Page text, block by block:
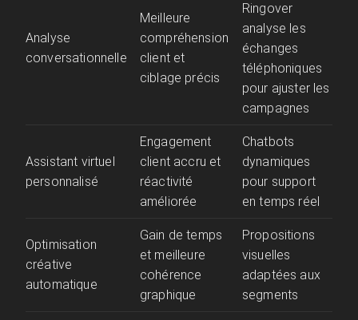
Analyse
conversationnelle
Meilleure
compréhension
client et
ciblage précis
Ringover
analyse les
échanges
téléphoniques
pour ajuster les
campagnes
Assistant virtuel
personnalisé
Engagement
client accru et
réactivité
améliorée
Chatbots
dynamiques
pour support
en temps réel
Optimisation
créative
automatique
Gain de temps
et meilleure
cohérence
graphique
Propositions
visuelles
adaptées aux
segments